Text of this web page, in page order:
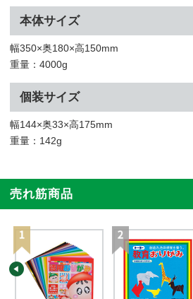
本体サイズ
幅350×奥180×高150mm
重量：4000g
個装サイズ
幅144×奥33×高175mm
重量：142g
売れ筋商品